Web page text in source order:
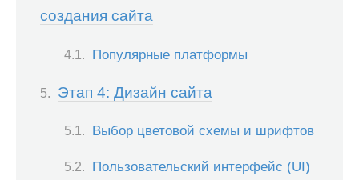
создания сайта
Популярные платформы
Этап 4: Дизайн сайта
Выбор цветовой схемы и шрифтов
Пользовательский интерфейс (UI)